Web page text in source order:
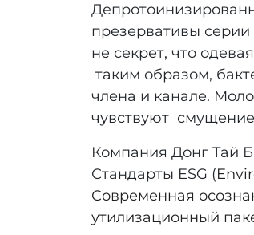
презервативы
не секрет, что
таким образом,
члена и канале.
чувствуют
Компания Донг Тай
Стандарты ESG (
Современная
утилизационный